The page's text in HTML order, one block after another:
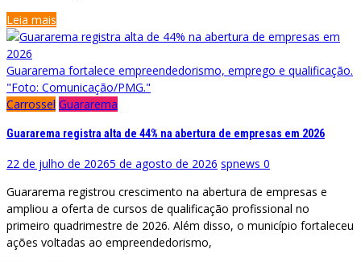
Leia mais
Guararema fortalece empreendedorismo, emprego e qualificação.
"Foto: Comunicação/PMG."
Carrossel Guararema
Guararema registra alta de 44% na abertura de empresas em 2026
22 de julho de 20265 de agosto de 2026 spnews 0
Guararema registrou crescimento na abertura de empresas e
ampliou a oferta de cursos de qualificação profissional no
primeiro quadrimestre de 2026. Além disso, o município fortaleceu
ações voltadas ao empreendedorismo,